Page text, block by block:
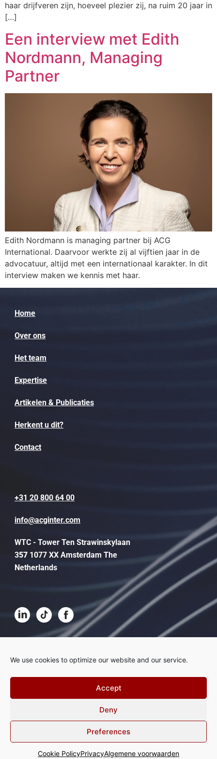
We use cookies to optimize our website and our service.
Accept
Deny
Preferences
Cookie PolicyPrivacyAlgemene voorwaarden
haar drijfveren zijn, hoeveel plezier zij, na ruim 20 jaar in
[…]
Een interview met Edith
Nordmann, Managing
Partner
Edith Nordmann is managing partner bij ACG
International. Daarvoor werkte zij al vijftien jaar in de
advocatuur, altijd met een internationaal karakter. In dit
interview maken we kennis met haar.
Home
Over ons
Het team
Expertise
Artikelen & Publicaties
Herkent u dit?
Contact
+31 20 800 64 00
info@acginter.com
WTC - Tower Ten Strawinskylaan
357 1077 XX Amsterdam The
Netherlands
Cookies
© ACG International 2023